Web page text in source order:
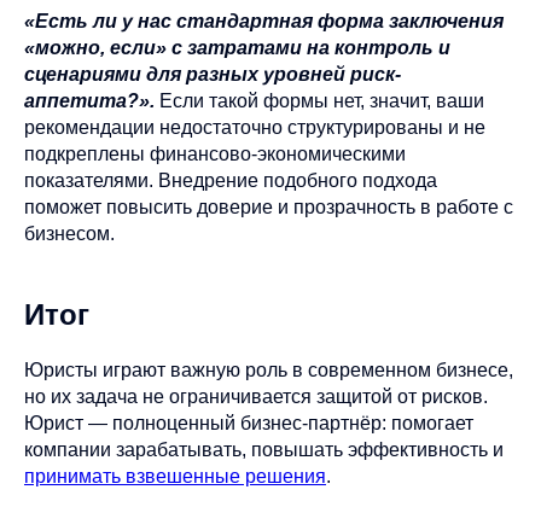
«Есть ли у нас стандартная форма заключения
«можно, если» с затратами на контроль и
сценариями для разных уровней риск-
аппетита?». Если такой формы нет, значит, ваши
рекомендации недостаточно структурированы и не
подкреплены финансово-экономическими
показателями. Внедрение подобного подхода
поможет повысить доверие и прозрачность в работе с
бизнесом.
Итог
Юристы играют важную роль в современном бизнесе,
но их задача не ограничивается защитой от рисков.
Юрист — полноценный бизнес-партнёр: помогает
компании зарабатывать, повышать эффективность и
принимать взвешенные решения.